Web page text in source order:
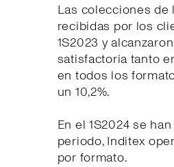
Las colecciones de
recibidas por los
1S2023 y
satisfactoria tanto
en todos los
un 10,2%.
En el 1S2024 se
periodo, Inditex
por formato.